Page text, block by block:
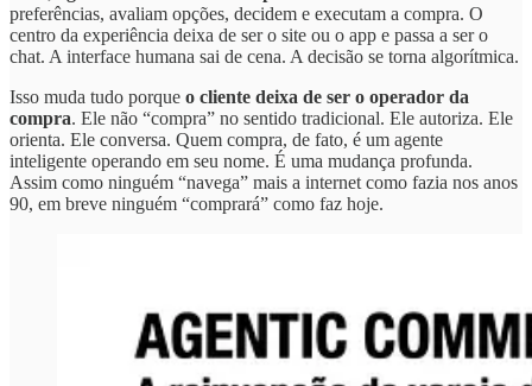
preferências, avaliam opções, decidem e executam a compra. O
centro da experiência deixa de ser o site ou o app e passa a ser o
chat. A interface humana sai de cena. A decisão se torna algorítmica.
Isso muda tudo porque o cliente deixa de ser o operador da
compra. Ele não “compra” no sentido tradicional. Ele autoriza. Ele
orienta. Ele conversa. Quem compra, de fato, é um agente
inteligente operando em seu nome. É uma mudança profunda.
Assim como ninguém “navega” mais a internet como fazia nos anos
90, em breve ninguém “comprará” como faz hoje.